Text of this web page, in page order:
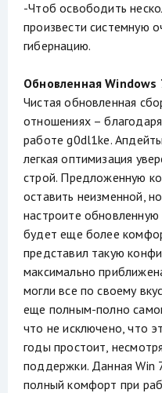
-Чтоб освободить
произвести системную
гибернацию.
Обновленная
Чистая обновленная
отношениях –
работе g0dl1ke.
легкая оптимизация
строй. Предложенную
оставить неизменной,
настроите
будет еще более
представил такую
максимально
могли все по своему
еще полным-полно
что не исключено, что
годы простоит,
поддержки. Данная Win
полный комфорт при